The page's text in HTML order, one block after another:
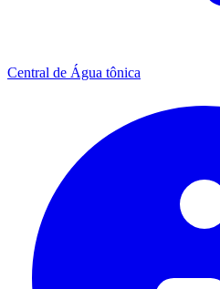
Central de Água tônica